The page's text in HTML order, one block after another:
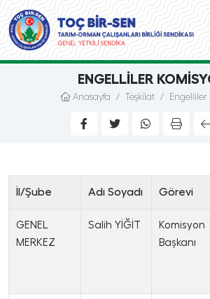
ENGELLILER
Anasayfa / Teşkilat / Engelliler
İl/Şube Adı Soyadı Görevi
GENEL
MERKEZ
Salih YİĞİT
Komisyon
Başkanı